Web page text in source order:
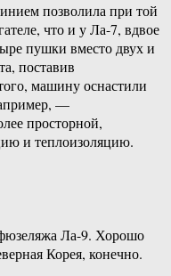
позволила при той
что и у Ла-7, вдвое
пушки вместо двух и
поставив
машину оснастили
—
просторной,
и теплоизоляцию.
фюзеляжа Ла-9. Хорошо
Корея, конечно.